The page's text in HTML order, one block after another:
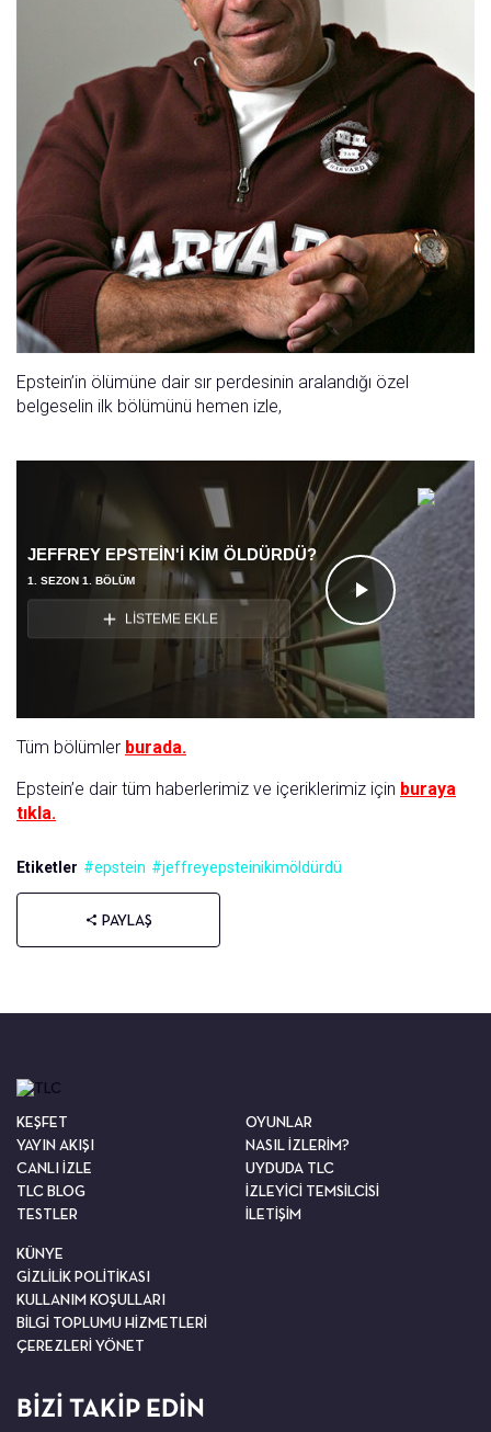
Epstein’in ölümüne dair sır perdesinin aralandığı özel
belgeselin ilk bölümünü hemen izle,
Videoyu
Oynat
JEFFREY EPSTEIN'I KIM ÖLDÜRDÜ?
1. SEZON 1. BÖLÜM
LİSTEME EKLE
Tüm bölümler burada.
Epstein’e dair tüm haberlerimiz ve içeriklerimiz için buraya
tıkla.
Etiketler #epstein #jeffreyepsteinikimöldürdü
PAYLAŞ
KEŞFET
YAYIN AKIŞI
CANLI İZLE
TLC BLOG
TESTLER
OYUNLAR
NASIL İZLERİM?
UYDUDA TLC
İZLEYİCİ TEMSİLCİSİ
İLETİŞİM
KÜNYE
GİZLİLİK POLİTİKASI
KULLANIM KOŞULLARI
BİLGİ TOPLUMU HİZMETLERİ
ÇEREZLERİ YÖNET
BİZİ TAKİP EDİN